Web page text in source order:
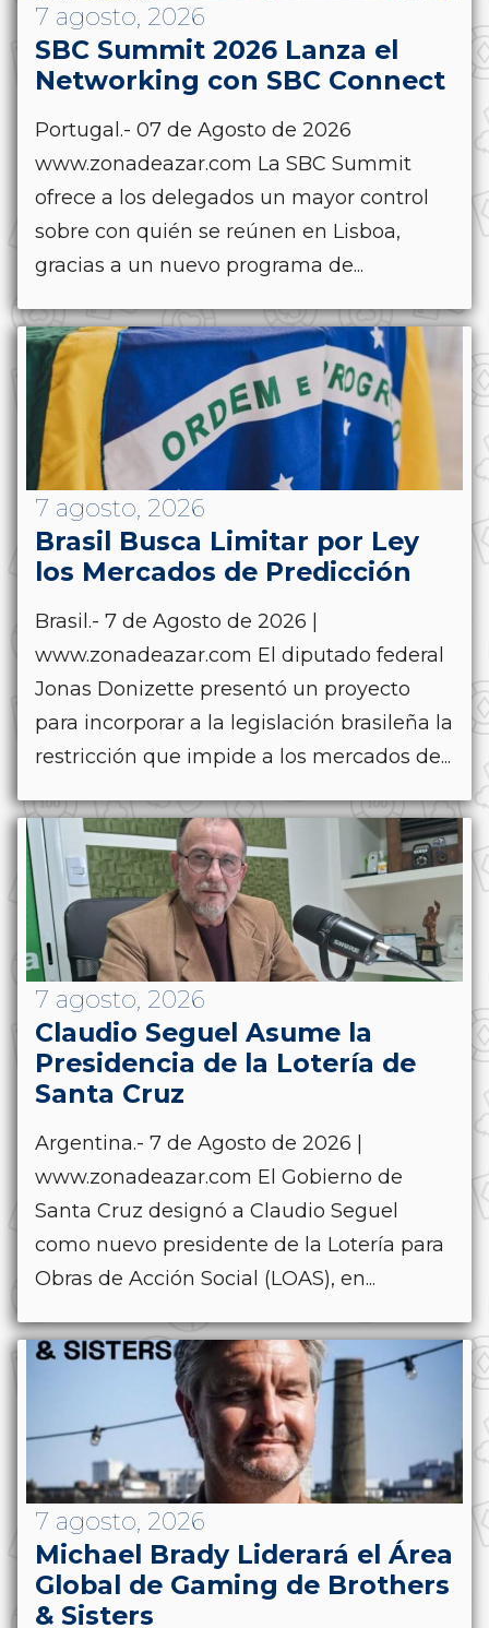
7 agosto, 2026
SBC Summit 2026 Lanza el
Networking con SBC Connect
Portugal.- 07 de Agosto de 2026
www.zonadeazar.com La SBC Summit
ofrece a los delegados un mayor control
sobre con quién se reúnen en Lisboa,
gracias a un nuevo programa de...
7 agosto, 2026
Brasil Busca Limitar por Ley
los Mercados de Predicción
Brasil.- 7 de Agosto de 2026 |
www.zonadeazar.com El diputado federal
Jonas Donizette presentó un proyecto
para incorporar a la legislación brasileña la
restricción que impide a los mercados de...
7 agosto, 2026
Claudio Seguel Asume la
Presidencia de la Lotería de
Santa Cruz
Argentina.- 7 de Agosto de 2026 |
www.zonadeazar.com El Gobierno de
Santa Cruz designó a Claudio Seguel
como nuevo presidente de la Lotería para
Obras de Acción Social (LOAS), en...
7 agosto, 2026
Michael Brady Liderará el Área
Global de Gaming de Brothers
& Sisters